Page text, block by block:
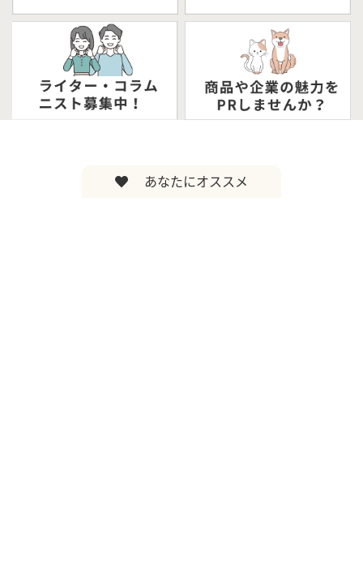
あなたにオススメ